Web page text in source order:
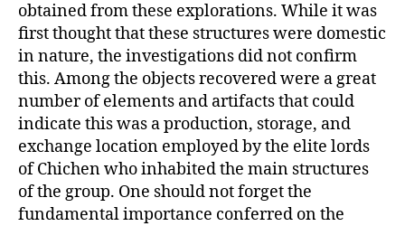
obtained from these explorations. While it was
first thought that these structures were domestic
in nature, the investigations did not confirm
this. Among the objects recovered were a great
number of elements and artifacts that could
indicate this was a production, storage, and
exchange location employed by the elite lords
of Chichen who inhabited the main structures
of the group. One should not forget the
fundamental importance conferred on the